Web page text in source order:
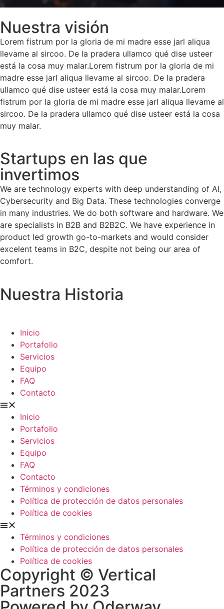
Nuestra visión
Lorem fistrum por la gloria de mi madre esse jarl aliqua
llevame al sircoo. De la pradera ullamco qué dise usteer
está la cosa muy malar.Lorem fistrum por la gloria de mi
madre esse jarl aliqua llevame al sircoo. De la pradera
ullamco qué dise usteer está la cosa muy malar.Lorem
fistrum por la gloria de mi madre esse jarl aliqua llevame al
sircoo. De la pradera ullamco qué dise usteer está la cosa
muy malar.
Startups en las que
invertimos
We are technology experts with deep understanding of AI,
Cybersecurity and Big Data. These technologies converge
in many industries. We do both software and hardware. We
are specialists in B2B and B2B2C. We have experience in
product led growth go-to-markets and would consider
excelent teams in B2C, despite not being our area of
comfort.
Nuestra Historia
Inicio
Portafolio
Servicios
Equipo
FAQ
Contacto
Inicio
Portafolio
Servicios
Equipo
FAQ
Contacto
Términos y condiciones
Política de protección de datos personales
Política de cookies
Términos y condiciones
Política de protección de datos personales
Política de cookies
Copyright © Vertical
Partners 2023